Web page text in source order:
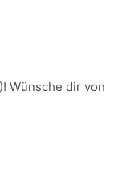
Wünsche dir von